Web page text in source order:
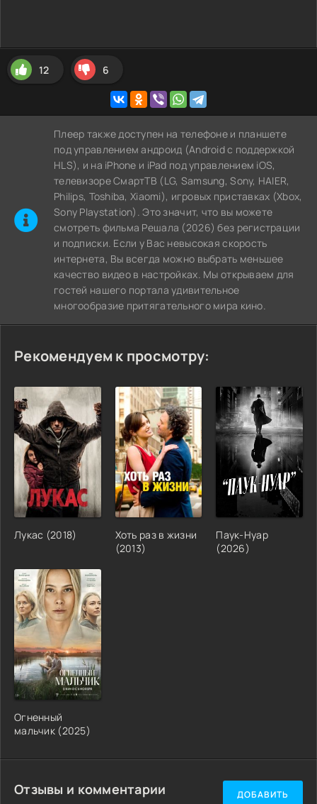
12 6
Плеер также доступен на телефоне и планшете
под управлением андроид (Android с поддержкой
HLS), и на iPhone и iPad под управлением iOS,
телевизоре СмартТВ (LG, Samsung, Sony, HAIER,
Philips, Toshiba, Xiaomi), игровых приставках (Xbox,
Sony Playstation). Это значит, что вы можете
cмотреть фильма Решала (2026) без регистрации
и подписки. Если у Вас невысокая скорость
интернета, Вы всегда можно выбрать меньшее
качество видео в настройках. Мы открываем для
гостей нашего портала удивительное
многообразие притягательного мира кино.
Рекомендуем к просмотру:
Лукас (2018)
Хоть раз в жизни
(2013)
Паук-Нуар
(2026)
Огненный
мальчик (2025)
Отзывы и комментарии ДОБАВИТЬ